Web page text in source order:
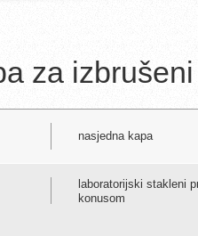
za
nasjedna kapa
laboratorijski stakleni
konusom